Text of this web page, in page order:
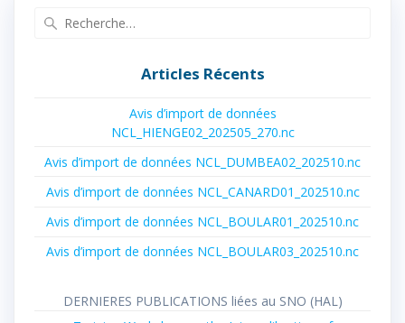
Articles Récents
Avis d’import de données
NCL_HIENGE02_202505_270.nc
Avis d’import de données NCL_DUMBEA02_202510.nc
Avis d’import de données NCL_CANARD01_202510.nc
Avis d’import de données NCL_BOULAR01_202510.nc
Avis d’import de données NCL_BOULAR03_202510.nc
DERNIERES PUBLICATIONS liées au SNO (HAL)